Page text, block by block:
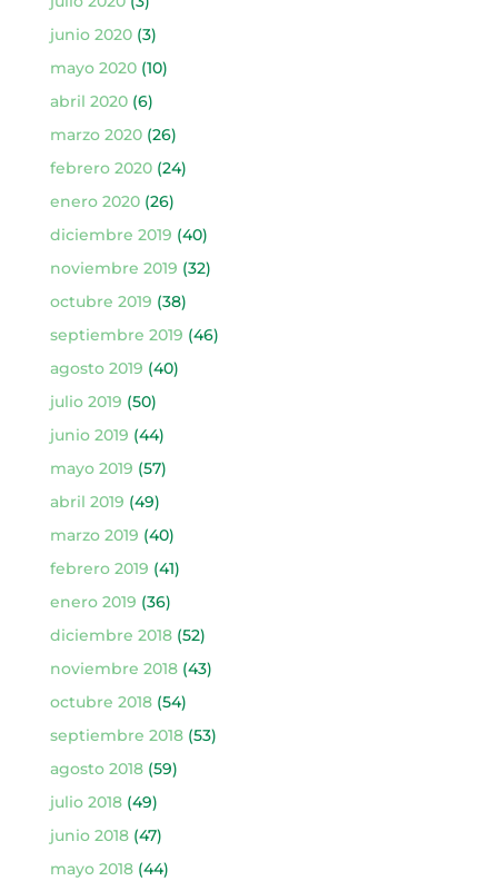
junio 2020(3)
mayo 2020(10)
abril 2020(6)
marzo 2020(26)
febrero 2020(24)
enero 2020(26)
diciembre 2019 (40)
noviembre 2019 (32)
octubre 2019 (38)
septiembre 2019 (46)
agosto 2019 (40)
julio 2019 (50)
junio 2019 (44)
mayo 2019 (57)
abril 2019 (49)
marzo 2019 (40)
febrero 2019 (41)
enero 2019 (36)
diciembre 2018(52)
noviembre 2018(43)
octubre 2018(54)
septiembre 2018(53)
agosto 2018(59)
julio 2018(49)
junio 2018(47)
mayo 2018(44)